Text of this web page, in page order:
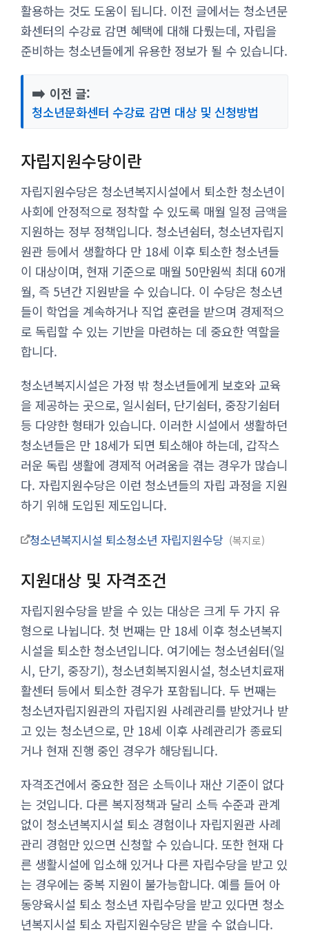
활용하는 것도 도움이 됩니다. 이전 글에서는 청소년문
화센터의 수강료 감면 혜택에 대해 다뤘는데, 자립을
준비하는 청소년들에게 유용한 정보가 될 수 있습니다.
➡️ 이전 글:
청소년문화센터 수강료 감면 대상 및 신청방법
자립지원수당이란
자립지원수당은 청소년복지시설에서 퇴소한 청소년이
사회에 안정적으로 정착할 수 있도록 매월 일정 금액을
지원하는 정부 정책입니다. 청소년쉼터, 청소년자립지
원관 등에서 생활하다 만 18세 이후 퇴소한 청소년들
이 대상이며, 현재 기준으로 매월 50만원씩 최대 60개
월, 즉 5년간 지원받을 수 있습니다. 이 수당은 청소년
들이 학업을 계속하거나 직업 훈련을 받으며 경제적으
로 독립할 수 있는 기반을 마련하는 데 중요한 역할을
합니다.
청소년복지시설은 가정 밖 청소년들에게 보호와 교육
을 제공하는 곳으로, 일시쉼터, 단기쉼터, 중장기쉼터
등 다양한 형태가 있습니다. 이러한 시설에서 생활하던
청소년들은 만 18세가 되면 퇴소해야 하는데, 갑작스
러운 독립 생활에 경제적 어려움을 겪는 경우가 많습니
다. 자립지원수당은 이런 청소년들의 자립 과정을 지원
하기 위해 도입된 제도입니다.
청소년복지시설 퇴소청소년 자립지원수당 복지로
지원대상 및 자격조건
자립지원수당을 받을 수 있는 대상은 크게 두 가지 유
형으로 나뉩니다. 첫 번째는 만 18세 이후 청소년복지
시설을 퇴소한 청소년입니다. 여기에는 청소년쉼터(일
시, 단기, 중장기), 청소년회복지원시설, 청소년치료재
활센터 등에서 퇴소한 경우가 포함됩니다. 두 번째는
청소년자립지원관의 자립지원 사례관리를 받았거나 받
고 있는 청소년으로, 만 18세 이후 사례관리가 종료되
거나 현재 진행 중인 경우가 해당됩니다.
자격조건에서 중요한 점은 소득이나 재산 기준이 없다
는 것입니다. 다른 복지정책과 달리 소득 수준과 관계
없이 청소년복지시설 퇴소 경험이나 자립지원관 사례
관리 경험만 있으면 신청할 수 있습니다. 또한 현재 다
른 생활시설에 입소해 있거나 다른 자립수당을 받고 있
는 경우에는 중복 지원이 불가능합니다. 예를 들어 아
동양육시설 퇴소 청소년 자립수당을 받고 있다면 청소
년복지시설 퇴소 자립지원수당은 받을 수 없습니다.